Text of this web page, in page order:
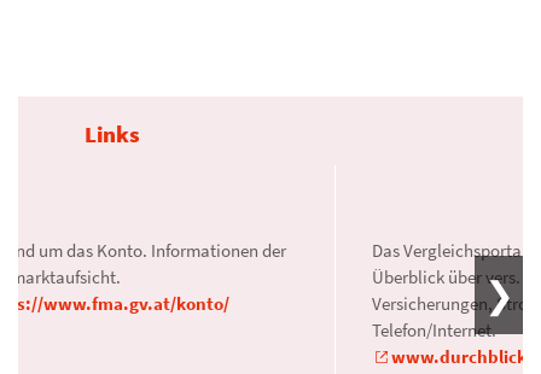
Links
um das Konto. Informationen der
www.fma.gv.at/konto/
Das Vergleichsportal
Überblick über vers.
Versicherungen,
Telefon/Internet.